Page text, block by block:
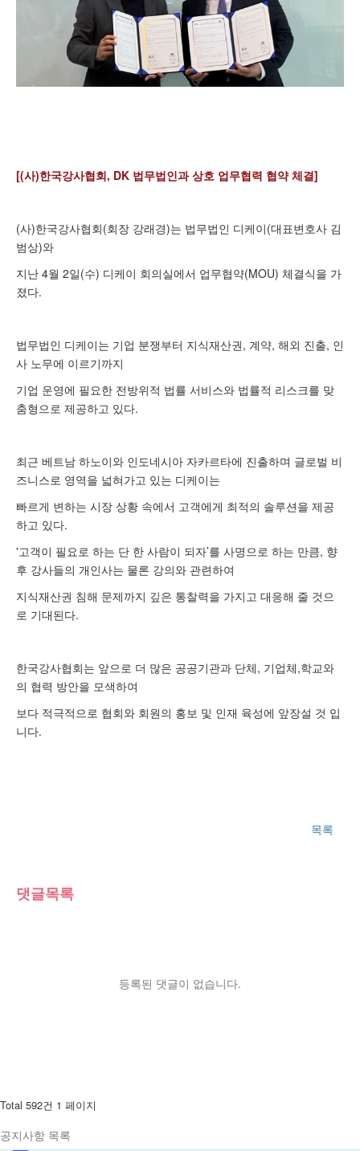
[(사)한국강사협회, DK 법무법인과 상호 업무협력 협약 체결]
(사)한국강사협회(회장 강래경)는 법무법인 디케이(대표변호사 김
범상)와
지난 4월 2일(수) 디케이 회의실에서 업무협약(MOU) 체결식을 가
졌다.
법무법인 디케이는 기업 분쟁부터 지식재산권, 계약, 해외 진출, 인
사 노무에 이르기까지
기업 운영에 필요한 전방위적 법률 서비스와 법률적 리스크를 맞
춤형으로 제공하고 있다.
최근 베트남 하노이와 인도네시아 자카르타에 진출하며 글로벌 비
즈니스로 영역을 넓혀가고 있는 디케이는
빠르게 변하는 시장 상황 속에서 고객에게 최적의 솔루션을 제공
하고 있다.
'고객이 필요로 하는 단 한 사람이 되자’를 사명으로 하는 만큼, 향
후 강사들의 개인사는 물론 강의와 관련하여
지식재산권 침해 문제까지 깊은 통찰력을 가지고 대응해 줄 것으
로 기대된다.
한국강사협회는 앞으로 더 많은 공공기관과 단체, 기업체,학교와
의 협력 방안을 모색하여
보다 적극적으로 협회와 회원의 홍보 및 인재 육성에 앞장설 것 입
니다.
목록
댓글목록
등록된 댓글이 없습니다.
Total 592건 1 페이지
공지사항 목록